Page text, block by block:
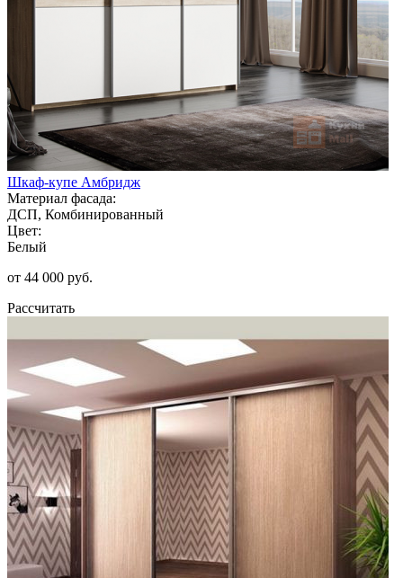
Шкаф-купе Амбридж
Материал фасада:
ДСП, Комбинированный
Цвет:
Белый
от 44 000 руб.
Рассчитать